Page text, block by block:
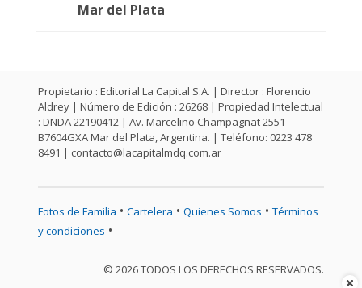
Mar del Plata
Propietario : Editorial La Capital S.A. | Director : Florencio
Aldrey | Número de Edición : 26268 | Propiedad Intelectual
: DNDA 22190412 | Av. Marcelino Champagnat 2551
B7604GXA Mar del Plata, Argentina. | Teléfono: 0223 478
8491 | contacto@lacapitalmdq.com.ar
Fotos de Familia • Cartelera • Quienes Somos • Términos
y condiciones •
© 2026 TODOS LOS DERECHOS RESERVADOS.